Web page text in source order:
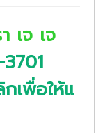
เจ เจ
เพื่อให้แ